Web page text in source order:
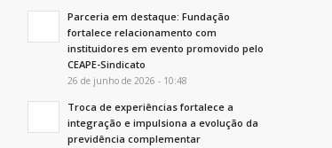
Parceria em destaque: Fundação
fortalece relacionamento com
instituidores em evento promovido pelo
CEAPE-Sindicato
26 de junho de 2026 - 10:48
Troca de experiências fortalece a
integração e impulsiona a evolução da
previdência complementar